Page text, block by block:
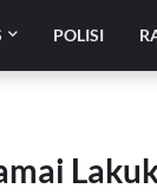
POLISI